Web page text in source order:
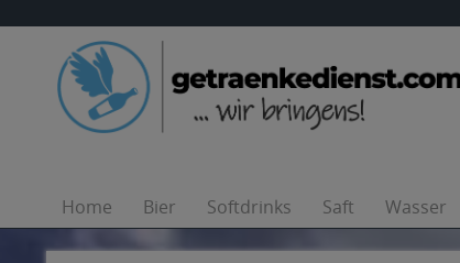
Home Bier Softdrinks Saft Wasser